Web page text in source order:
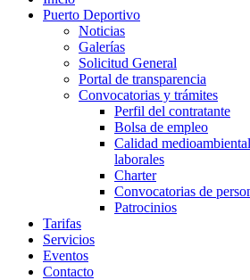
Puerto Deportivo
Noticias
Galerías
Solicitud General
Portal de transparencia
Convocatorias y trámites
Perfil del contratante
Bolsa de empleo
Calidad
laborales
Charter
Convocatorias de
Patrocinios
Tarifas
Servicios
Eventos
Contacto